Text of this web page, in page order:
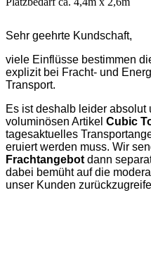
Sehr geehrte Kundschaft,
viele Einflüsse bestimmen
explizit bei Fracht- und
Transport.
Es ist deshalb leider
voluminösen Artikel Cubic
tagesaktuelles
eruiert werden muss. Wir
Frachtangebot dann
dabei bemüht auf die
unser Kunden